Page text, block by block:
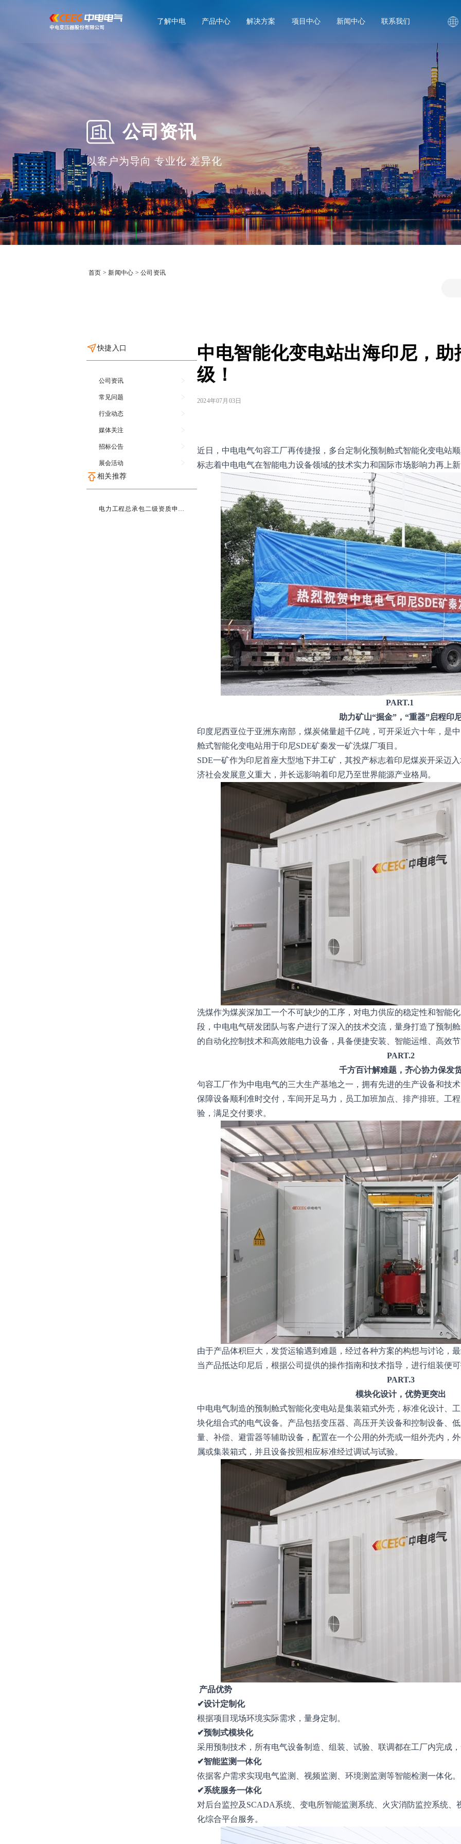
了解中电 产品中心 解决方案 项目中心 新闻中心 联系我们
公司资讯
以客户为导向 专业化 差异化
首页 > 新闻中心 > 公司资讯
快捷入口
公司资讯
常见问题
行业动态
媒体关注
招标公告
展会活动
相关推荐
电力工程总承包二级资质申报
中电智能化变电站出海印尼，助
级！
2024年07月03日
近日，中电电气句容工厂再传捷报，多台定制化预制舱式智能化变电站
标志着中电电气在智能电力设备领域的技术实力和国际市场影响力再上
PART.1
助力矿山“掘金”，“重器”启程印
印度尼西亚位于亚洲东南部，煤炭储量超千亿吨，可开采近六十年，是
舱式智能化变电站用于印尼SDE矿秦发一矿洗煤厂项目。
SDE一矿作为印尼首座大型地下井工矿，其投产标志着印尼煤炭开采迈
济社会发展意义重大，并长远影响着印尼乃至世界能源产业格局。
洗煤作为煤炭深加工一个不可缺少的工序，对电力供应的稳定性和智能
段，中电电气研发团队与客户进行了深入的技术交流，量身打造了预制
的自动化控制技术和高效能电力设备，具备便捷安装、智能运维、高效
PART.2
千方百计解难题，齐心协力保发
句容工厂作为中电电气的三大生产基地之一，拥有先进的生产设备和技
保障设备顺利准时交付，车间开足马力，员工加班加点、排产排班。工
验，满足交付要求。
由于产品体积巨大，发货运输遇到难题，经过各种方案的构想与讨论，
当产品抵达印尼后，根据公司提供的操作指南和技术指导，进行组装便
PART.3
模块化设计，优势更突出
中电电气制造的预制舱式智能化变电站是集装箱式外壳，标准化设计、
块化组合式的电气设备。产品包括变压器、高压开关设备和控制设备、
量、补偿、避雷器等辅助设备，配置在一个公用的外壳或一组外壳内，
属或集装箱式，并且设备按照相应标准经过调试与试验。
产品优势
✔设计定制化
根据项目现场环境实际需求，量身定制。
✔预制式模块化
采用预制技术，所有电气设备制造、组装、试验、联调都在工厂内完成
✔智能监测一体化
依据客户需求实现电气监测、视频监测、环境测监测等智能检测一体化。
✔系统服务一体化
对后台监控及SCADA系统、变电所智能监测系统、火灾消防监控系统
化综合平台服务。